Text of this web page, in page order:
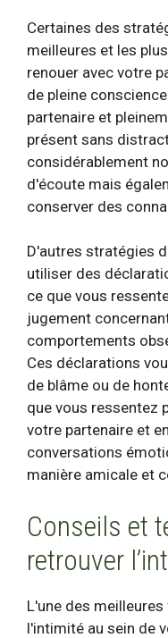
Certaines des
meilleures et les
renouer avec votre
de pleine
partenaire et
présent sans
considérablement
d'écoute mais
conserver des
D'autres stratégies
utiliser des
ce que vous
jugement
comportements
Ces déclarations
de blâme ou de
que vous ressentez
votre partenaire et
conversations
manière amicale et
Conseils et
retrouver
L'une des
l'intimité au sein de